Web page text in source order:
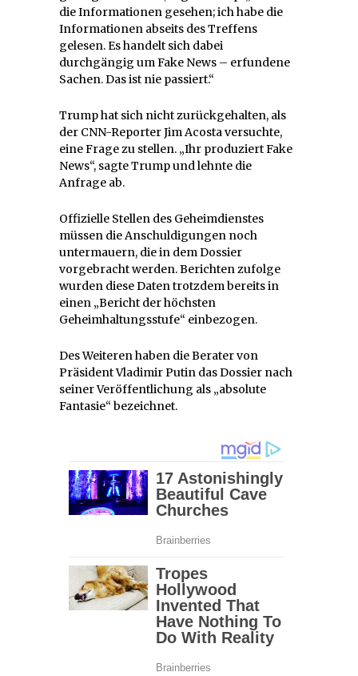
die Informationen gesehen; ich habe die
Informationen abseits des Treffens
gelesen. Es handelt sich dabei
durchgängig um Fake News – erfundene
Sachen. Das ist nie passiert.“
Trump hat sich nicht zurückgehalten, als
der CNN-Reporter Jim Acosta versuchte,
eine Frage zu stellen. „Ihr produziert Fake
News“, sagte Trump und lehnte die
Anfrage ab.
Offizielle Stellen des Geheimdienstes
müssen die Anschuldigungen noch
untermauern, die in dem Dossier
vorgebracht werden. Berichten zufolge
wurden diese Daten trotzdem bereits in
einen „Bericht der höchsten
Geheimhaltungsstufe“ einbezogen.
Des Weiteren haben die Berater von
Präsident Vladimir Putin das Dossier nach
seiner Veröffentlichung als „absolute
Fantasie“ bezeichnet.